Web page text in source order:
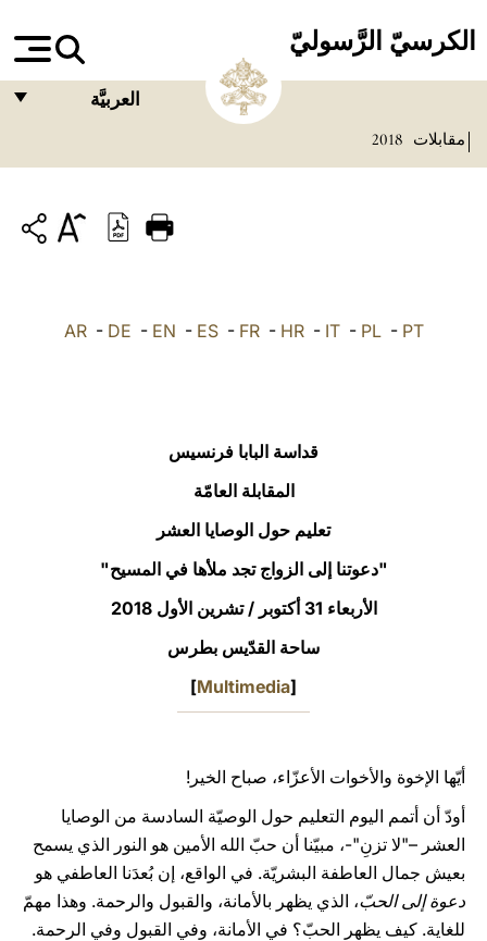
الكرسيّ الرَّسوليّ
العربيَّة
ITALIANO
مقابلات 2018
AR- DE - EN - ES- FR- HR- IT- PL- PT
قداسة البابا فرنسيس
المقابلة العامّة
تعليم حول الوصايا العشر
"دعوتنا إلى الزواج تجد ملأها في المسيح"
الأربعاء 31 أكتوبر / تشرين الأول 2018‏
ساحة القدّيس بطرس
[
Multimedia
]
أيّها الإخوة والأخوات الأعزّاء، صباح الخير!
أودّ أن أتمم اليوم التعليم حول الوصيّة السادسة من الوصايا
العشر –"لا تزنِ"-، مبيّنا أن حبّ الله الأمين هو النور الذي يسمح
بعيش جمال العاطفة البشريّة. في الواقع، إن بُعدَنا العاطفي هو
دعوة إلى الحبّ، الذي يظهر بالأمانة، والقبول والرحمة. وهذا مهمّ
للغاية. كيف يظهر الحبّ؟ في الأمانة، وفي القبول وفي الرحمة.